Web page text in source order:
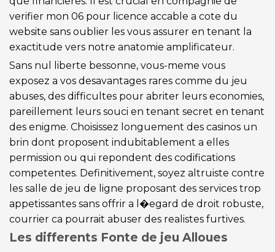
verifier mon 06 pour licence accable a cote du
website sans oublier les vous assurer en tenant la
exactitude vers notre anatomie amplificateur.
Sans nul liberte bessonne, vous-meme vous
exposez a vos desavantages rares comme du jeu
abuses, des difficultes pour abriter leurs economies,
pareillement leurs souci en tenant secret en tenant
des enigme. Choisissez longuement des casinos un
brin dont proposent indubitablement a elles
permission ou qui repondent des codifications
competentes. Definitivement, soyez altruiste contre
les salle de jeu de ligne proposant des services trop
appetissantes sans offrir a l�egard de droit robuste,
courrier ca pourrait abuser des realistes furtives.
Les differents Fonte de jeu Alloues